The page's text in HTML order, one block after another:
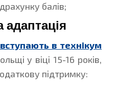
балів;
адаптація
вступають в технікум
у віці 15-16 років,
підтримку: